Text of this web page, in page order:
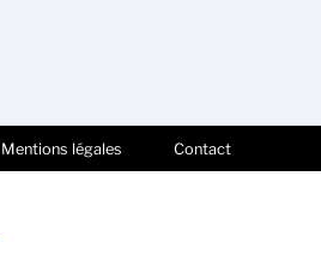
Mentions légales Contact